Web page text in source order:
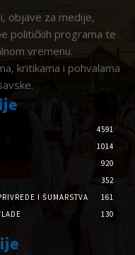
objave za medije,
političkih programa te
vremenu.
kritikama i pohvalama
4591
1014
920
352
I ŠUMARSTVA
161
130